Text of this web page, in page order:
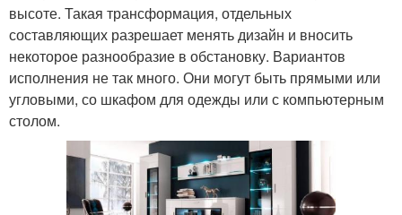
высоте. Такая трансформация, отдельных
составляющих разрешает менять дизайн и вносить
некоторое разнообразие в обстановку. Вариантов
исполнения не так много. Они могут быть прямыми или
угловыми, со шкафом для одежды или с компьютерным
столом.